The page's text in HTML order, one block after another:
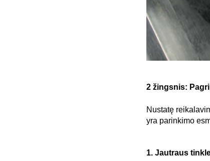
2 žingsnis:
Nustatę
yra parinkimo
1. Jautraus